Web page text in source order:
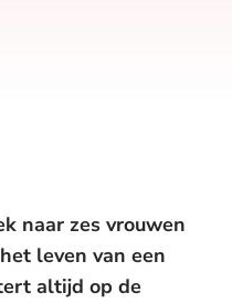
naar zes vrouwen
leven van een
altijd op de